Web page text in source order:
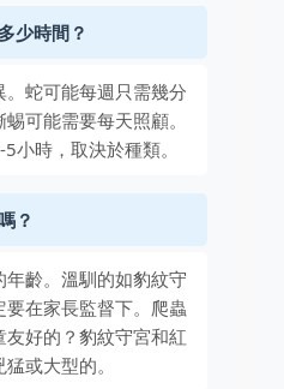
少時間？
蛇可能每週只需幾分
可能需要每天照顧。
小時，取決於種類。
？
齡。溫馴的如豹紋守
在家長監督下。爬蟲
好的？豹紋守宮和紅
或大型的。